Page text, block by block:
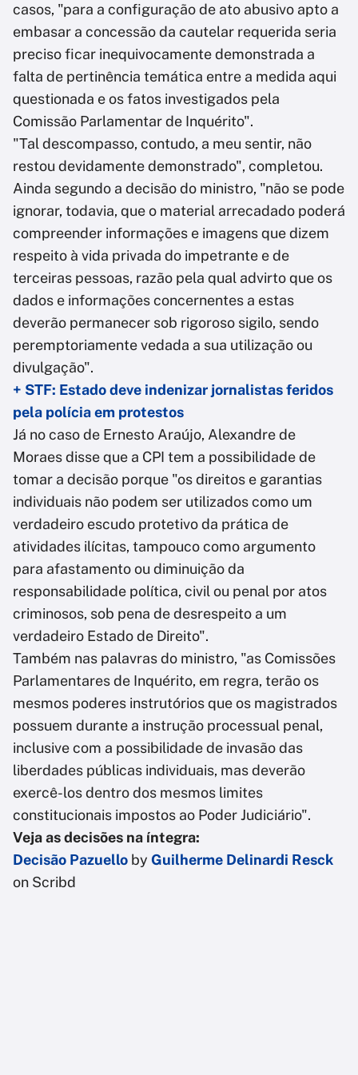
casos, "para a configuração de ato abusivo apto a
embasar a concessão da cautelar requerida seria
preciso ficar inequivocamente demonstrada a
falta de pertinência temática entre a medida aqui
questionada e os fatos investigados pela
Comissão Parlamentar de Inquérito".
"Tal descompasso, contudo, a meu sentir, não
restou devidamente demonstrado", completou.
Ainda segundo a decisão do ministro, "não se pode
ignorar, todavia, que o material arrecadado poderá
compreender informações e imagens que dizem
respeito à vida privada do impetrante e de
terceiras pessoas, razão pela qual advirto que os
dados e informações concernentes a estas
deverão permanecer sob rigoroso sigilo, sendo
peremptoriamente vedada a sua utilização ou
divulgação".
+ STF: Estado deve indenizar jornalistas feridos
pela polícia em protestos
Já no caso de Ernesto Araújo, Alexandre de
Moraes disse que a CPI tem a possibilidade de
tomar a decisão porque "os direitos e garantias
individuais não podem ser utilizados como um
verdadeiro escudo protetivo da prática de
atividades ilícitas, tampouco como argumento
para afastamento ou diminuição da
responsabilidade política, civil ou penal por atos
criminosos, sob pena de desrespeito a um
verdadeiro Estado de Direito".
Também nas palavras do ministro, "as Comissões
Parlamentares de Inquérito, em regra, terão os
mesmos poderes instrutórios que os magistrados
possuem durante a instrução processual penal,
inclusive com a possibilidade de invasão das
liberdades públicas individuais, mas deverão
exercê-los dentro dos mesmos limites
constitucionais impostos ao Poder Judiciário".
Veja as decisões na íntegra:
Decisão Pazuello by Guilherme Delinardi Resck
on Scribd